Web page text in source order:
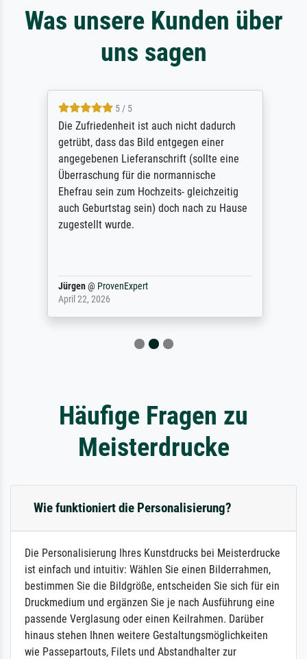
Was unsere Kunden über
uns sagen
5 / 5
Die Zufriedenheit ist auch nicht dadurch
getrübt, dass das Bild entgegen einer
angegebenen Lieferanschrift (sollte eine
Überraschung für die normannische
Ehefrau sein zum Hochzeits- gleichzeitig
auch Geburtstag sein) doch nach zu Hause
zugestellt wurde.
Jürgen@ ProvenExpert
April 22, 2026
Häufige Fragen zu
Meisterdrucke
Wie funktioniert die Personalisierung?
Die Personalisierung Ihres Kunstdrucks bei Meisterdrucke
ist einfach und intuitiv: Wählen Sie einen Bilderrahmen,
bestimmen Sie die Bildgröße, entscheiden Sie sich für ein
Druckmedium und ergänzen Sie je nach Ausführung eine
passende Verglasung oder einen Keilrahmen. Darüber
hinaus stehen Ihnen weitere Gestaltungsmöglichkeiten
wie Passepartouts, Filets und Abstandhalter zur